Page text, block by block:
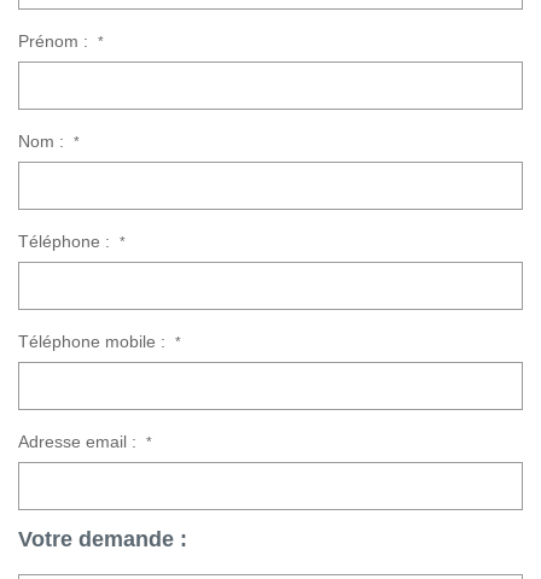
CONTACT
Prénom : *
Nom : *
Téléphone : *
Téléphone mobile : *
Adresse email : *
Votre demande :